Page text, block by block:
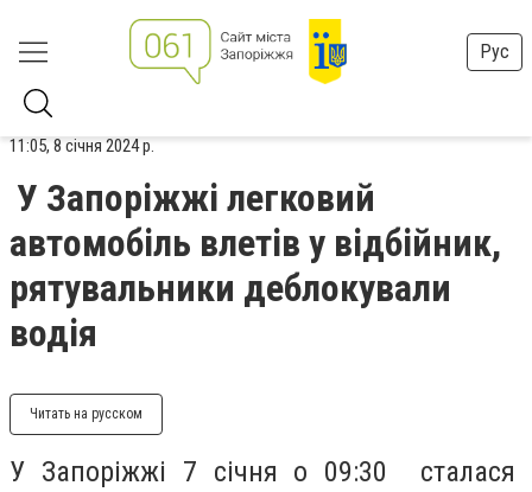
Рус
11:05, 8 січня 2024 р.
У Запоріжжі легковий
автомобіль влетів у відбійник,
рятувальники деблокували
водія
Читать на русском
У Запоріжжі 7 січня о 09:30 сталася